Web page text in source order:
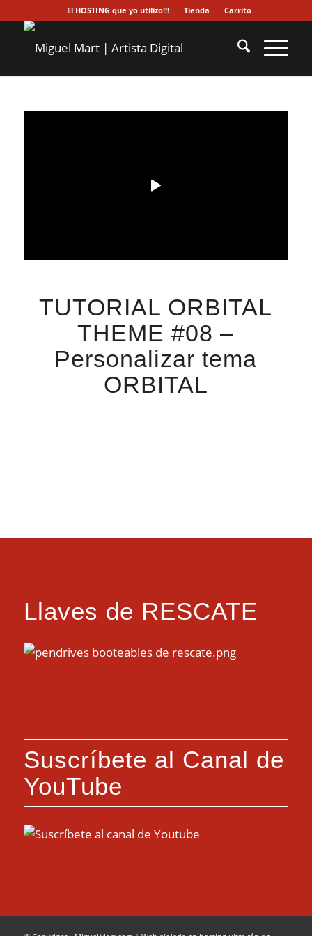
El HOSTING que yo utilizo!!! Tienda Carrito
TUTORIAL ORBITAL
THEME #08 –
Personalizar tema
ORBITAL
Llaves de RESCATE
Suscríbete al Canal de
YouTube